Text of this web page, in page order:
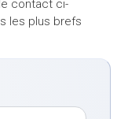
contact ci-
les plus brefs